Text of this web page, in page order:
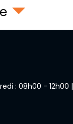
: 08h00 - 12h00